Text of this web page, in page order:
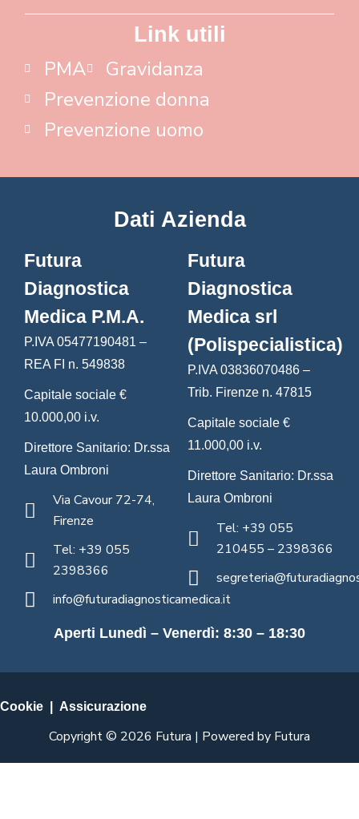
Link utili
PMA
Gravidanza
Prevenzione donna
Prevenzione uomo
Dati Azienda
Futura
Diagnostica
Medica P.M.A.
P.IVA 05477190481 –
REA FI n. 549838
Capitale sociale €
10.000,00 i.v.
Direttore Sanitario: Dr.ssa
Laura Ombroni
Via Cavour 72-74,
Firenze
Tel: +39 055
2398366
info@futuradiagnosticamedica.it
Futura
Diagnostica
Medica srl
(Polispecialistica)
P.IVA 03836070486 –
Trib. Firenze n. 47815
Capitale sociale €
11.000,00 i.v.
Direttore Sanitario: Dr.ssa
Laura Ombroni
Tel: +39 055
210455 – 2398366
Aperti Lunedì – Venerdì: 8:30 – 18:30
Cookie Assicurazione
Copyright © 2026 Futura | Powered by Futura